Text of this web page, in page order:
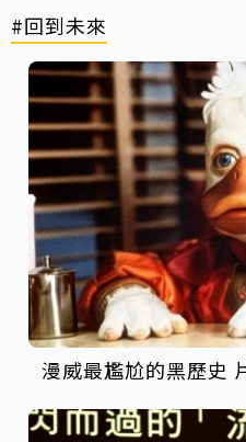
#回到未來
漫威最尷尬的黑歷史